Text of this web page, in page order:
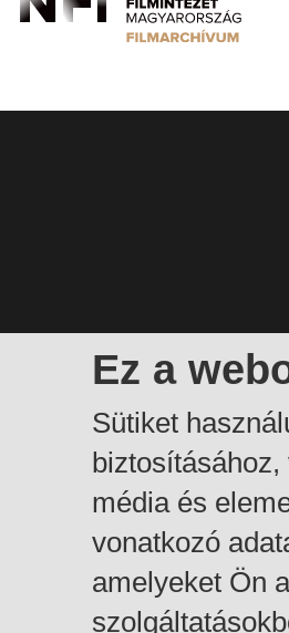
Ez a
Sütiket
média és
vonatkozó
amelyeket Ön